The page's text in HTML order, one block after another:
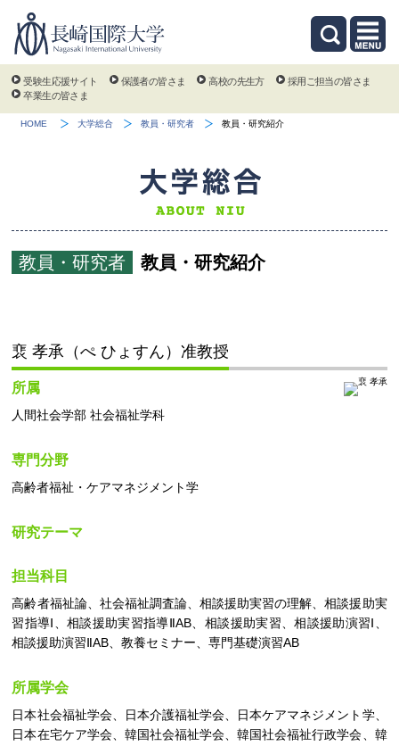
受験生応援サイト 保護者の皆さま 高校の先生方
採用ご担当の皆さま
卒業生の皆さま
HOME 大学総合 教員・研究者 教員・研究紹介
教員・研究者 教員・研究紹介
裵 孝承（ぺ ひょすん）准教授
所属
人間社会学部 社会福祉学科
専門分野
高齢者福祉・ケアマネジメント学
研究テーマ
担当科目
高齢者福祉論、社会福祉調査論、相談援助実習の理解、相談援助実
習指導Ⅰ、相談援助実習指導ⅡAB、相談援助実習、相談援助演習Ⅰ、
相談援助演習ⅡAB、教養セミナー、専門基礎演習AB
所属学会
日本社会福祉学会、日本介護福祉学会、日本ケアマネジメント学、
日本在宅ケア学会、韓国社会福祉学会、韓国社会福祉行政学会、韓